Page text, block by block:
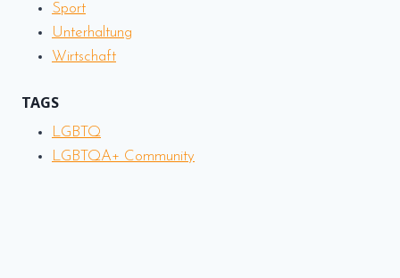
Sport
Unterhaltung
Wirtschaft
TAGS
LGBTQ
LGBTQA+ Community